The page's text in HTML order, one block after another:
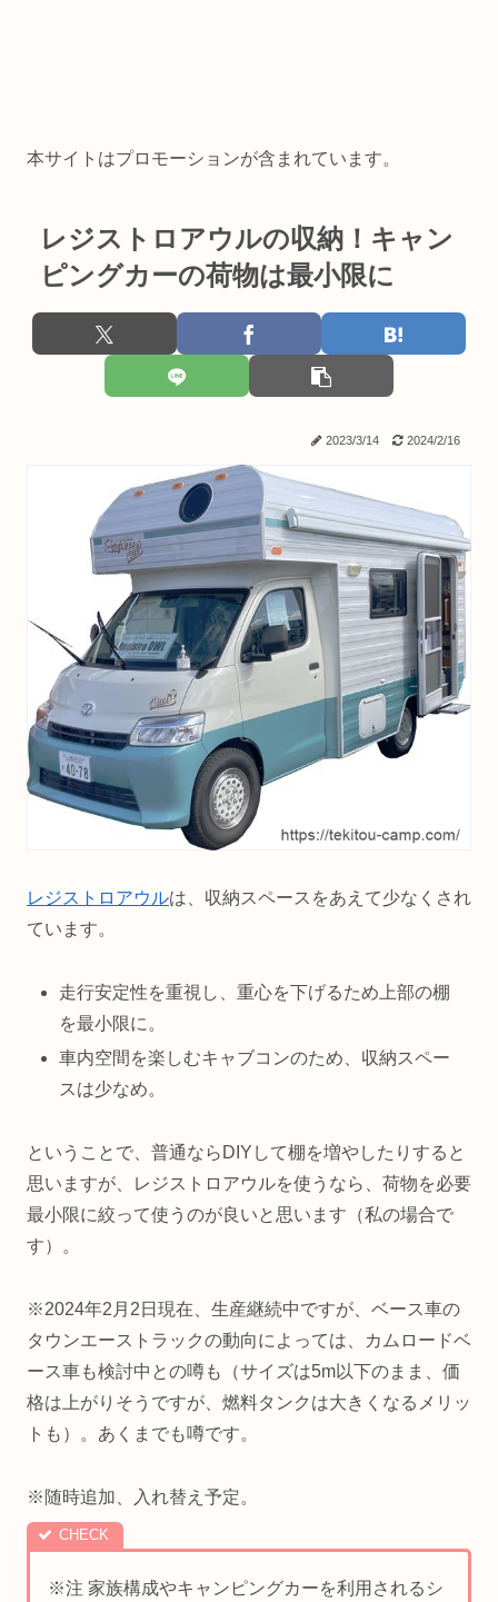
本サイトはプロモーションが含まれています。
レジストロアウルの収納！キャン
ピングカーの荷物は最小限に
2023/3/14 2024/2/16
レジストロアウルは、収納スペースをあえて少なくされ
ています。
走行安定性を重視し、重心を下げるため上部の棚
を最小限に。
車内空間を楽しむキャブコンのため、収納スペー
スは少なめ。
ということで、普通ならDIYして棚を増やしたりすると
思いますが、レジストロアウルを使うなら、荷物を必要
最小限に絞って使うのが良いと思います（私の場合で
す）。
※2024年2月2日現在、生産継続中ですが、ベース車の
タウンエーストラックの動向によっては、カムロードベ
ース車も検討中との噂も（サイズは5m以下のまま、価
格は上がりそうですが、燃料タンクは大きくなるメリッ
トも）。あくまでも噂です。
※随時追加、入れ替え予定。
※注 家族構成やキャンピングカーを利用されるシ